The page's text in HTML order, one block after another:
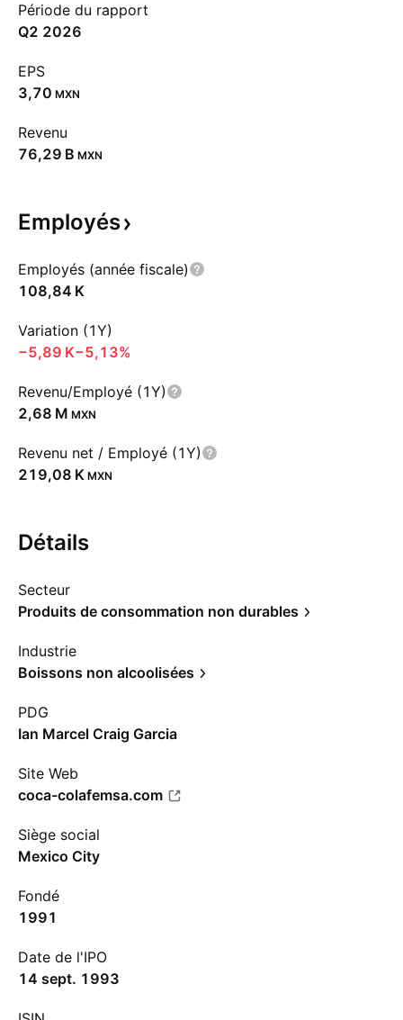
Période du rapport
Q2 2026
EPS
3,70 MXN
Revenu
‪76,29 B‬ MXN
Employés
Employés (année fiscale)
‪108,84 K‬
Variation (1Y)
‪−5,89 K‬−5,13%
Revenu/Employé (1Y)
‪2,68 M‬ MXN
Revenu net / Employé (1Y)
‪219,08 K‬ MXN
Détails
Secteur
Produits de consommation non durables
Industrie
Boissons non alcoolisées
PDG
Ian Marcel Craig Garcia
Site Web
coca-colafemsa.com
Siège social
Mexico City
Fondé
1991
Date de l'IPO
14 sept. 1993